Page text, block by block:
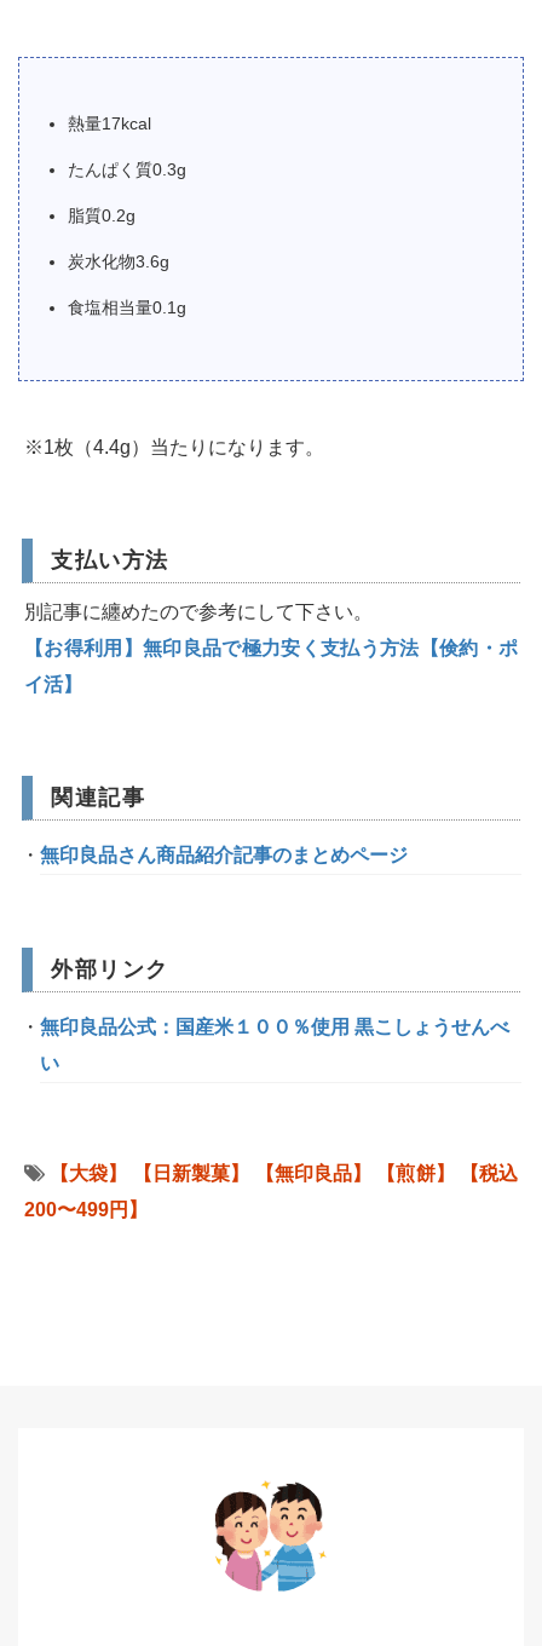
熱量17kcal
たんぱく質0.3g
脂質0.2g
炭水化物3.6g
食塩相当量0.1g
※1枚（4.4g）当たりになります。
支払い方法
別記事に纏めたので参考にして下さい。
【お得利用】無印良品で極力安く支払う方法【倹約・ポ
イ活】
関連記事
無印良品さん商品紹介記事のまとめページ
外部リンク
無印良品公式：国産米１００％使用 黒こしょうせんべ
い
【大袋】 【日新製菓】 【無印良品】 【煎餅】
【税込
200〜499円】